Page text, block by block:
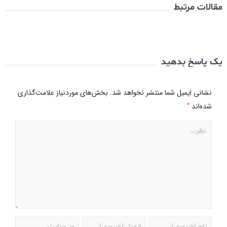
مقالات مرتبط
یک پاسخ بدهید
نشانی ایمیل شما منتشر نخواهد شد. بخش‌های موردنیاز علامت‌گذاری
شده‌اند *